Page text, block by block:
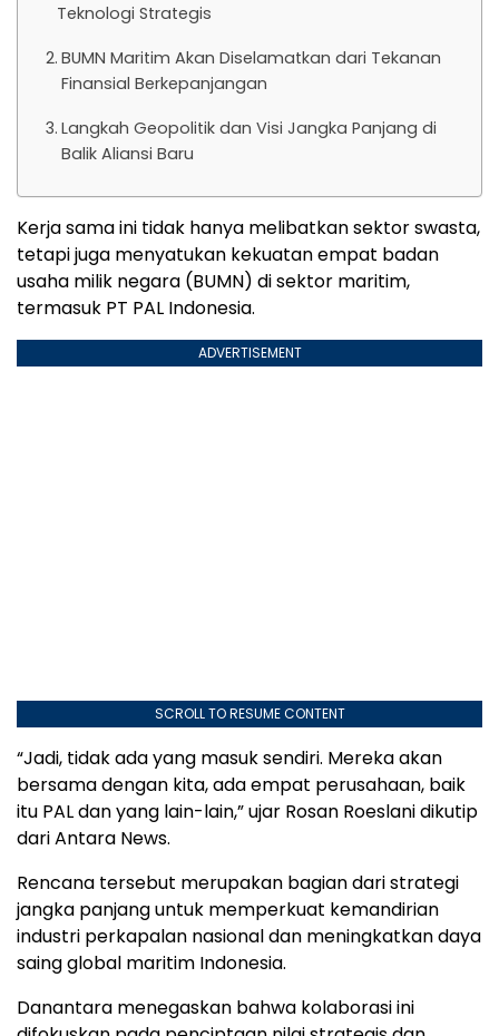
Teknologi Strategis
BUMN Maritim Akan Diselamatkan dari Tekanan
Finansial Berkepanjangan
Langkah Geopolitik dan Visi Jangka Panjang di
Balik Aliansi Baru
Kerja sama ini tidak hanya melibatkan sektor swasta,
tetapi juga menyatukan kekuatan empat badan
usaha milik negara (BUMN) di sektor maritim,
termasuk PT PAL Indonesia.
ADVERTISEMENT
SCROLL TO RESUME CONTENT
“Jadi, tidak ada yang masuk sendiri. Mereka akan
bersama dengan kita, ada empat perusahaan, baik
itu PAL dan yang lain-lain,” ujar Rosan Roeslani dikutip
dari Antara News.
Rencana tersebut merupakan bagian dari strategi
jangka panjang untuk memperkuat kemandirian
industri perkapalan nasional dan meningkatkan daya
saing global maritim Indonesia.
Danantara menegaskan bahwa kolaborasi ini